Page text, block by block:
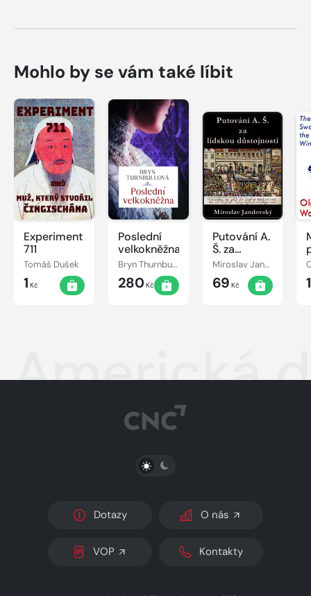
Mohlo by se vám také líbit
Experiment
711
Tomáš Dušek
1 Kč
Poslední
velkokněžna
Bryn Thurnbullová
280Kč
Putování A.
Š. za
lidskou
důstojností
Miroslav Jandovský
69 Kč
Americká
PŘEPNOUT SVĚTLÝ/TMAVÝ REŽIM
Dotazy O nás
VOP Kontakty